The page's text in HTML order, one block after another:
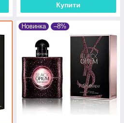
Купити
Новинка –8%